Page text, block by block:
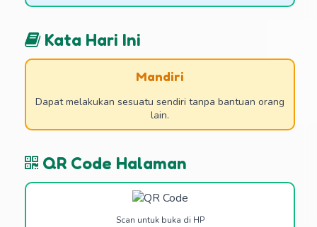
Kata Hari Ini
Mandiri
Dapat melakukan sesuatu sendiri tanpa bantuan orang
lain.
QR Code Halaman
Scan untuk buka di HP